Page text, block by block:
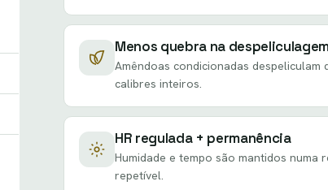
Menos quebra na despeliculagem
Amêndoas condicionadas
calibres inteiros.
HR regulada + permanência
Humidade e tempo são mantidos numa
repetível.